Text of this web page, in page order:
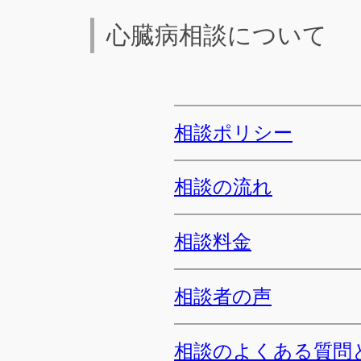
心臓病相談について
相談ポリシー
相談の流れ
相談料金
相談者の声
相談のよくある質問